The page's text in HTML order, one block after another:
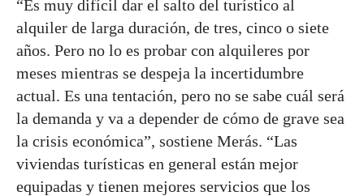
“Es muy difícil dar el salto del turístico al
alquiler de larga duración, de tres, cinco o siete
años. Pero no lo es probar con alquileres por
meses mientras se despeja la incertidumbre
actual. Es una tentación, pero no se sabe cuál será
la demanda y va a depender de cómo de grave sea
la crisis económica”, sostiene Merás. “Las
viviendas turísticas en general están mejor
equipadas y tienen mejores servicios que los